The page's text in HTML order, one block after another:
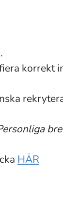
korrekt
HÄR